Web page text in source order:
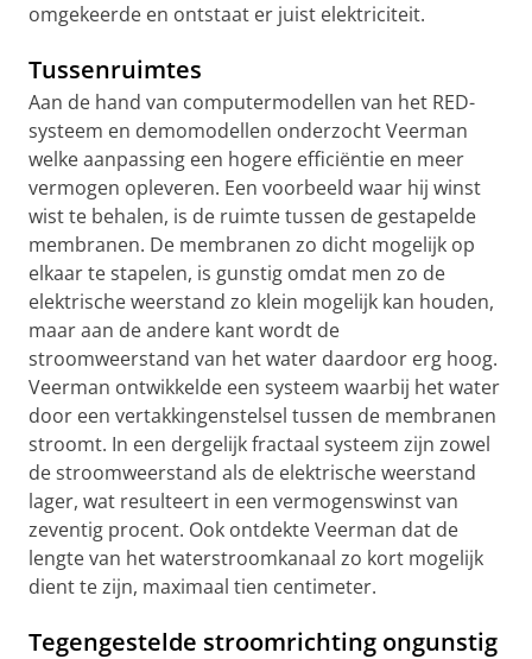
omgekeerde en ontstaat er juist elektriciteit.
Tussenruimtes
Aan de hand van computermodellen van het RED-
systeem en demomodellen onderzocht Veerman
welke aanpassing een hogere efficiëntie en meer
vermogen opleveren. Een voorbeeld waar hij winst
wist te behalen, is de ruimte tussen de gestapelde
membranen. De membranen zo dicht mogelijk op
elkaar te stapelen, is gunstig omdat men zo de
elektrische weerstand zo klein mogelijk kan houden,
maar aan de andere kant wordt de
stroomweerstand van het water daardoor erg hoog.
Veerman ontwikkelde een systeem waarbij het water
door een vertakkingenstelsel tussen de membranen
stroomt. In een dergelijk fractaal systeem zijn zowel
de stroomweerstand als de elektrische weerstand
lager, wat resulteert in een vermogenswinst van
zeventig procent. Ook ontdekte Veerman dat de
lengte van het waterstroomkanaal zo kort mogelijk
dient te zijn, maximaal tien centimeter.
Tegengestelde stroomrichting ongunstig